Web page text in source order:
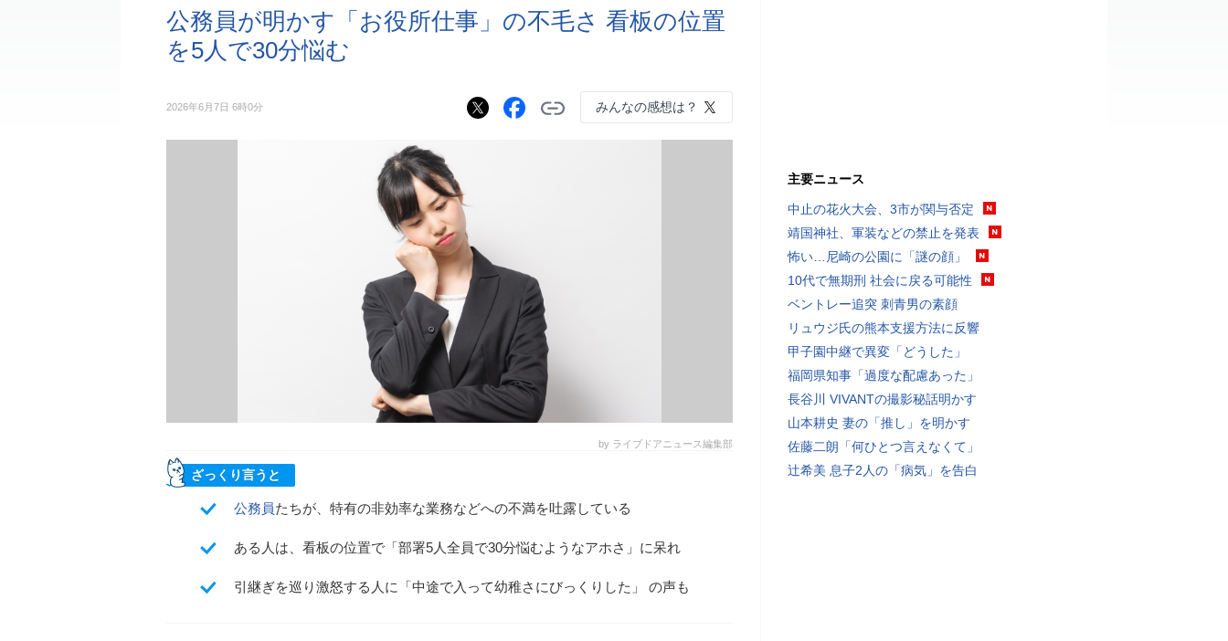
公務員が明かす「お役所仕事」の不毛さ 看板の位置
を5人で30分悩む
2026年6月7日 6時0分 みんなの感想は？
by ライブドアニュース編集部
ざっくり言うと
公務員たちが、特有の非効率な業務などへの不満を吐露している
ある人は、看板の位置で「部署5人全員で30分悩むようなアホさ」に呆れ
引継ぎを巡り激怒する人に「中途で入って幼稚さにびっくりした」 の声も
主要ニュース
中止の花火大会、3市が関与否定
靖国神社、軍装などの禁止を発表
怖い…尼崎の公園に「謎の顔」
10代で無期刑 社会に戻る可能性
ベントレー追突 刺青男の素顔
リュウジ氏の熊本支援方法に反響
甲子園中継で異変「どうした」
福岡県知事「過度な配慮あった」
長谷川 VIVANTの撮影秘話明かす
山本耕史 妻の「推し」を明かす
佐藤二朗「何ひとつ言えなくて」
辻希美 息子2人の「病気」を告白